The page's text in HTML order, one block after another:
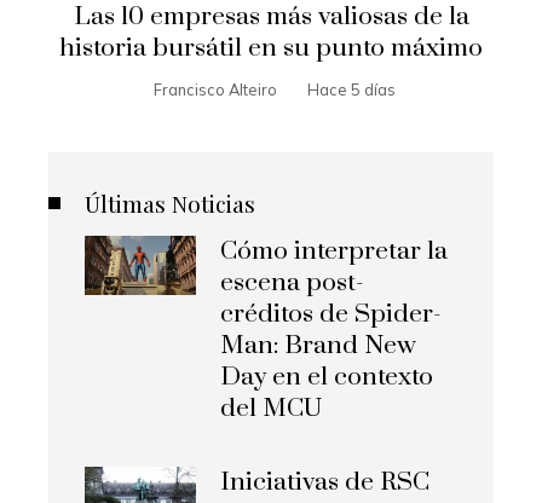
Las 10 empresas más valiosas de la
historia bursátil en su punto máximo
Francisco Alteiro Hace 5 días
Últimas Noticias
Cómo interpretar la
escena post-
créditos de Spider-
Man: Brand New
Day en el contexto
del MCU
Iniciativas de RSC